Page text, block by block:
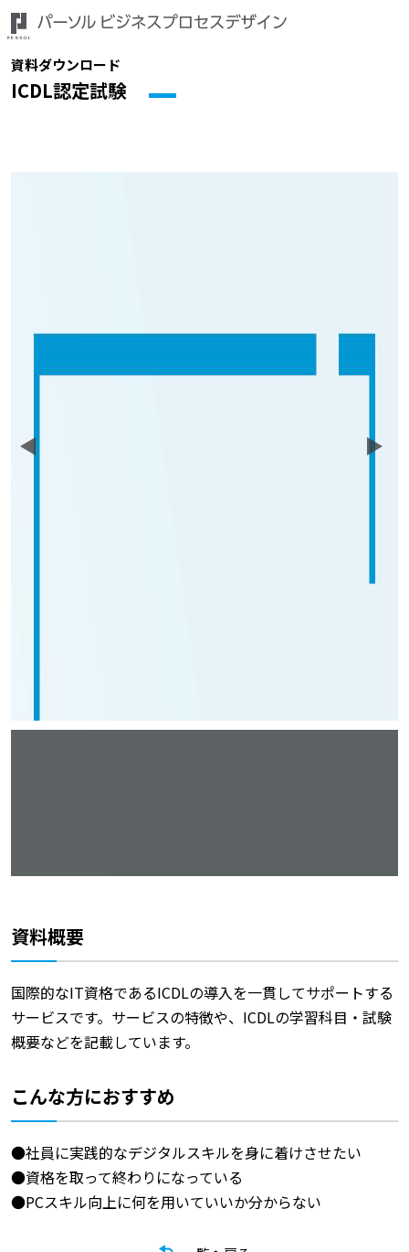
資料ダウンロード
ICDL認定試験
資料概要
国際的なIT資格であるICDLの導入を一貫してサポートする
サービスです。サービスの特徴や、ICDLの学習科目・試験
概要などを記載しています。
こんな方におすすめ
●社員に実践的なデジタルスキルを身に着けさせたい
●資格を取って終わりになっている
●PCスキル向上に何を用いていいか分からない